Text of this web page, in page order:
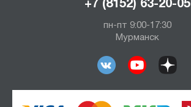
+7 (8152) 63-20-05
пн-пт 9:00-17:30
Мурманск